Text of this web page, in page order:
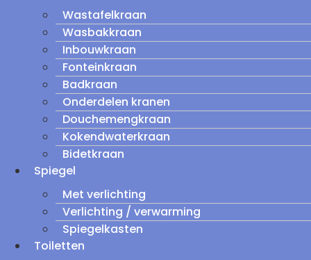
Wastafelkraan
Wasbakkraan
Inbouwkraan
Fonteinkraan
Badkraan
Onderdelen kranen
Douchemengkraan
Kokendwaterkraan
Bidetkraan
Spiegel
Met verlichting
Verlichting / verwarming
Spiegelkasten
Toiletten